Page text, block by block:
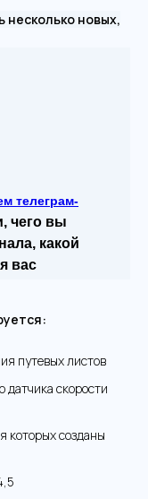
несколько новых,
телеграм-
чего вы
какой
вас
путевых листов
датчика скорости
которых созданы